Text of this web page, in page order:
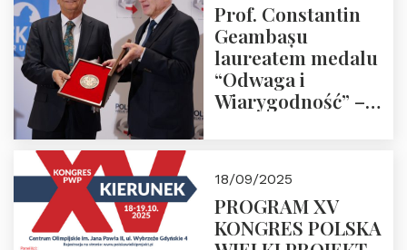
Prof. Constantin
Geambașu
laureatem medalu
“Odwaga i
Wiarygodność” –
18/09/2025
PROGRAM XV
KONGRES POLSKA